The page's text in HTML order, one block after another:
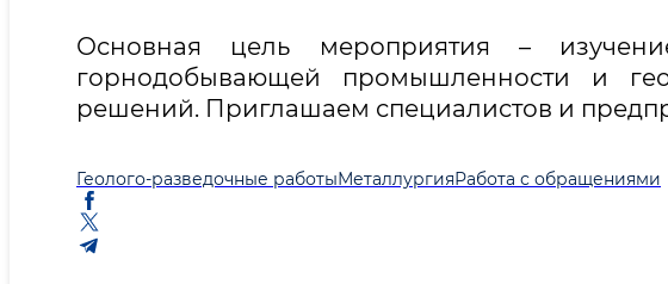
Основная цель мероприятия –
горнодобывающей промышленности и
решений. Приглашаем специалистов и
Геолого-разведочные работыМеталлургияРабота с обращениями